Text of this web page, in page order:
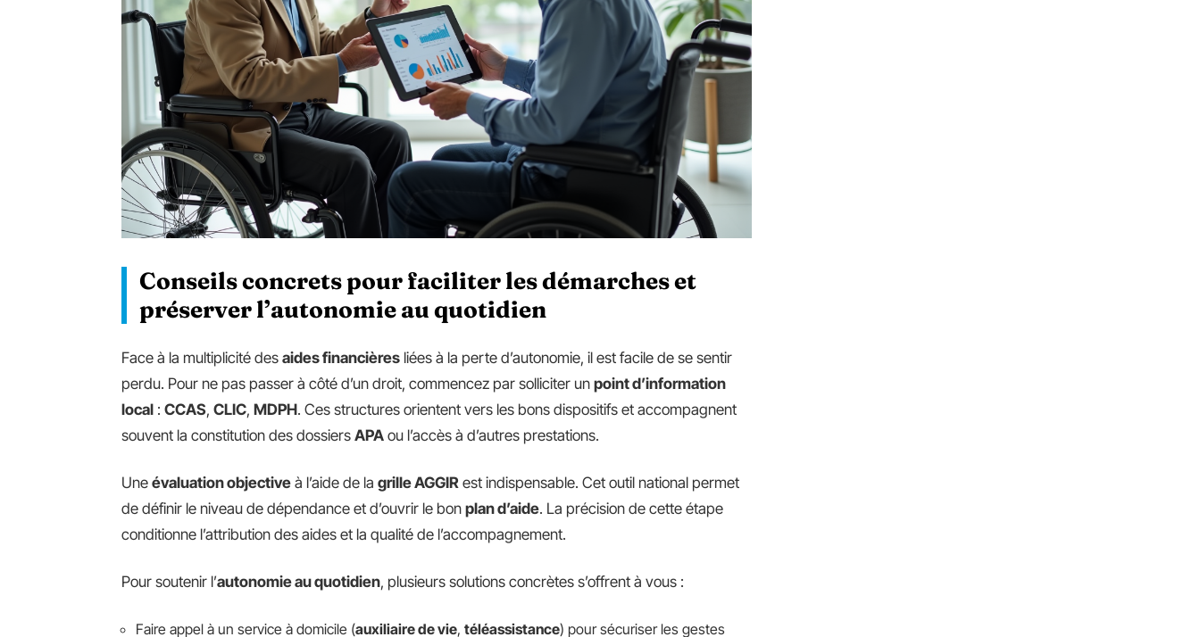
Conseils concrets pour faciliter les démarches et
préserver l’autonomie au quotidien
Face à la multiplicité des aides financières liées à la perte d’autonomie, il est facile de se sentir
perdu. Pour ne pas passer à côté d’un droit, commencez par solliciter un point d’information
local : CCAS, CLIC, MDPH. Ces structures orientent vers les bons dispositifs et accompagnent
souvent la constitution des dossiers APA ou l’accès à d’autres prestations.
Une évaluation objective à l’aide de la grille AGGIR est indispensable. Cet outil national permet
de définir le niveau de dépendance et d’ouvrir le bon plan d’aide. La précision de cette étape
conditionne l’attribution des aides et la qualité de l’accompagnement.
Pour soutenir l’autonomie au quotidien, plusieurs solutions concrètes s’offrent à vous :
Faire appel à un service à domicile (auxiliaire de vie, téléassistance) pour sécuriser les gestes